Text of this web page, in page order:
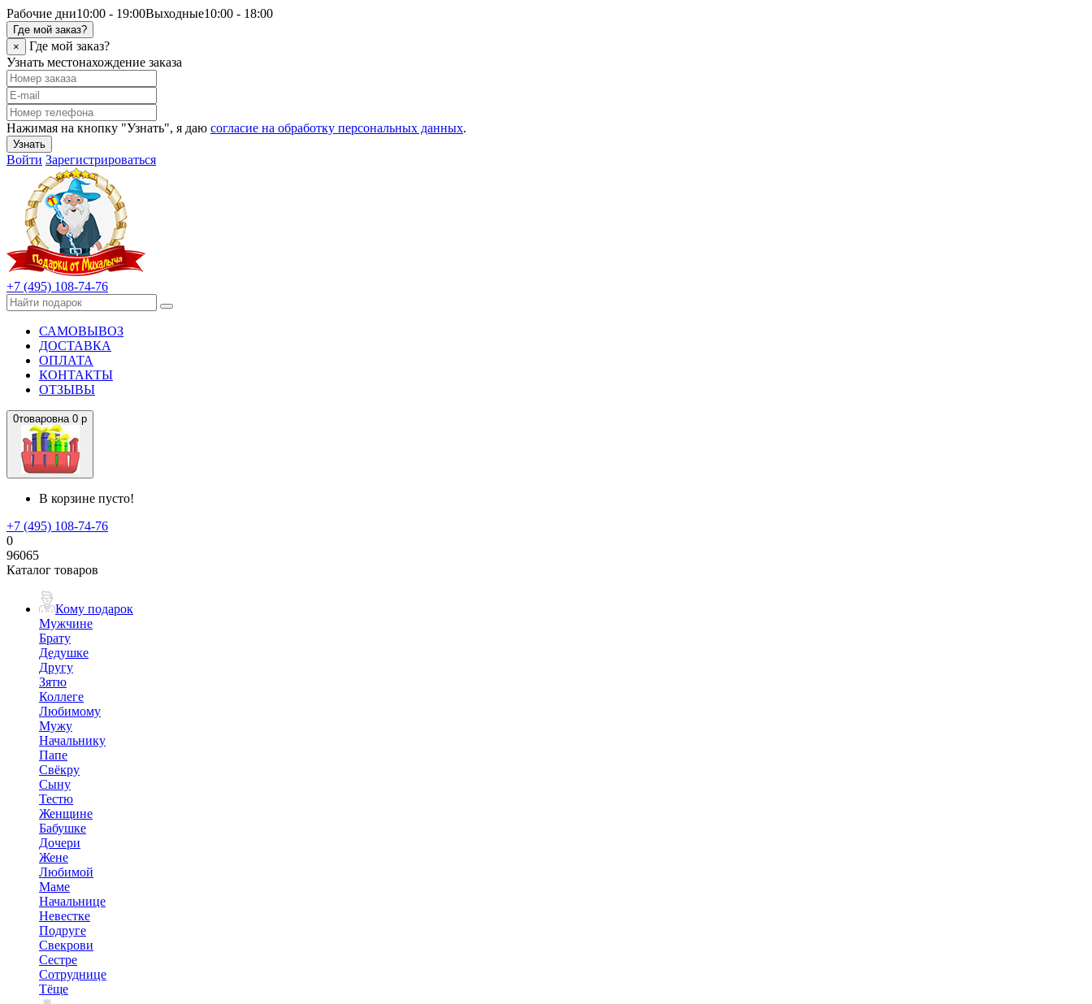
Рабочие дни10:00 - 19:00Выходные10:00 - 18:00
Где мой заказ?
×
Где мой заказ?
Узнать местонахождение заказа
Нажимая на кнопку "Узнать", я даю согласие на обработку персональных данных.
Узнать
Войти Зарегистрироваться
+7 (495) 108-74-76
САМОВЫВОЗ
ДОСТАВКА
ОПЛАТА
КОНТАКТЫ
ОТЗЫВЫ
0товаровна 0 р
В корзине пусто!
+7 (495) 108-74-76
0
96065
Каталог товаров
Кому подарок
Мужчине
Брату
Дедушке
Другу
Зятю
Коллеге
Любимому
Мужу
Начальнику
Папе
Свёкру
Сыну
Тестю
Женщине
Бабушке
Дочери
Жене
Любимой
Маме
Начальнице
Невестке
Подруге
Свекрови
Сестре
Сотруднице
Тёще